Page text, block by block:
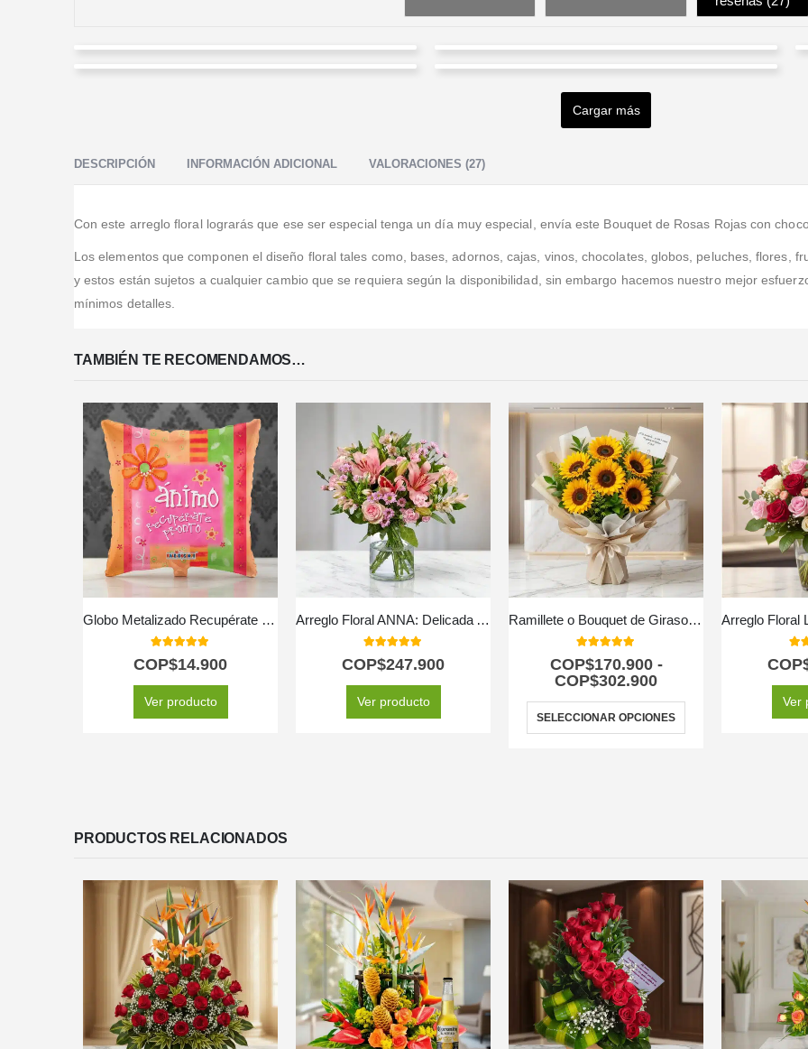
Buen servicio y muy facil de usar la pagina web. Las
flores llegaron a tiempo y son muy bellas y de buena
Cargar más
DESCRIPCIÓN INFORMACIÓN ADICIONAL VALORACIONES (27)
Con este arreglo floral lograrás que ese ser especial tenga un día muy especial, envía este Bouquet de Rosas Rojas con
Los elementos que componen el diseño floral tales como, bases, adornos, cajas, vinos, chocolates, globos, peluches, flores,
y estos están sujetos a cualquier cambio que se requiera según la disponibilidad, sin embargo hacemos nuestro mejor
mínimos detalles.
TAMBIÉN TE RECOMENDAMOS…
Globo Metalizado Recupérate Pronto
5.00out of 5
COP$14.900
Ver producto
Arreglo Floral ANNA: Delicada Armonía en Rosas y Lirios 🌸
5.00
COP$247.900
Ver producto
Ramillete o Bouquet de Girasoles
5.00
COP$170.900 -
COP$302.900
SELECCIONAR OPCIONES
5.00
Ver
PRODUCTOS RELACIONADOS